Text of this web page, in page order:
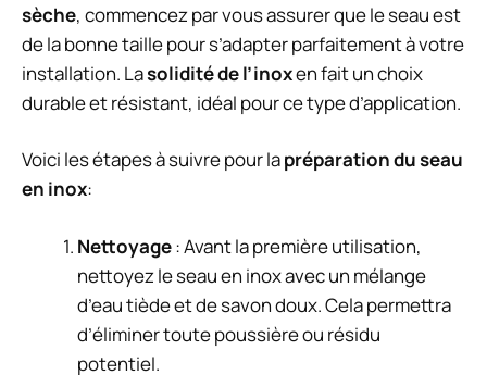
sèche, commencez par vous assurer que le seau est
de la bonne taille pour s’adapter parfaitement à votre
installation. Lasolidité de l’inoxen fait un choix
durable et résistant, idéal pour ce type d’application.
Voici les étapes à suivre pour lapréparation du seau
en inox:
Nettoyage: Avant la première utilisation,
nettoyez le seau en inox avec un mélange
d’eau tiède et de savon doux. Cela permettra
d’éliminer toute poussière ou résidu
potentiel.